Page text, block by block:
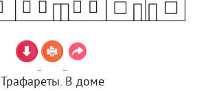
Трафареты. В доме